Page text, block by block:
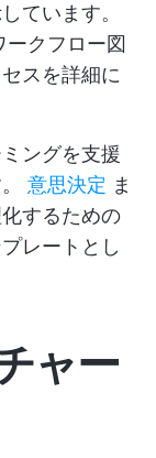
ています。
クフロー図
スを詳細に
ングを支援
意思決定 ま
するための
レートとし
ャー